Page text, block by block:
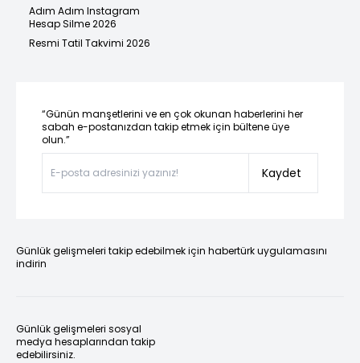
Adım Adım Instagram
Hesap Silme 2026
Resmi Tatil Takvimi 2026
“Günün manşetlerini ve en çok okunan haberlerini her
sabah e-postanızdan takip etmek için bültene üye
olun.”
Kaydet
Günlük gelişmeleri takip edebilmek için habertürk uygulamasını
indirin
Günlük gelişmeleri sosyal
medya hesaplarından takip
edebilirsiniz.